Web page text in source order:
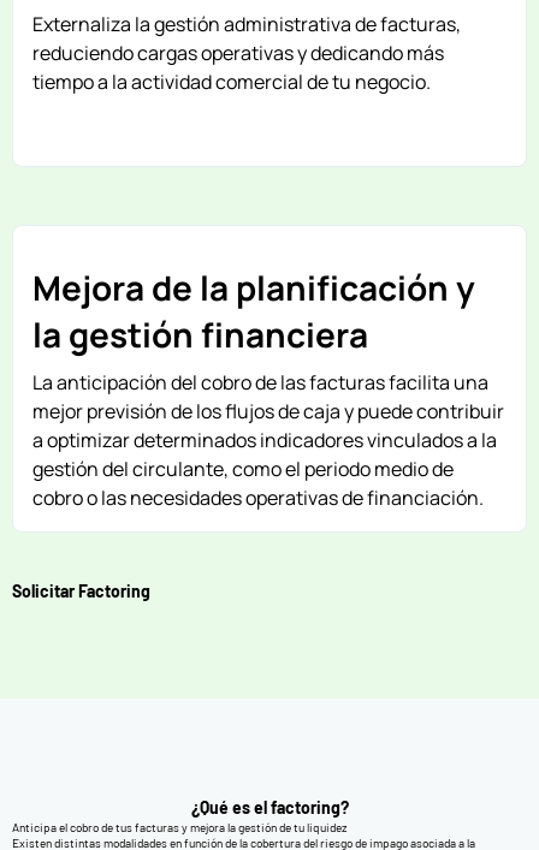
Externaliza la gestión administrativa de facturas,
reduciendo cargas operativas y dedicando más
tiempo a la actividad comercial de tu negocio.
Mejora de la planificación y
la gestión financiera
La anticipación del cobro de las facturas facilita una
mejor previsión de los flujos de caja y puede contribuir
a optimizar determinados indicadores vinculados a la
gestión del circulante, como el periodo medio de
cobro o las necesidades operativas de financiación.
Solicitar Factoring
¿Qué es el factoring?
Anticipa el cobro de tus facturas y mejora la gestión de tu liquidez
Existen distintas modalidades en función de la cobertura del riesgo de impago asociada a la